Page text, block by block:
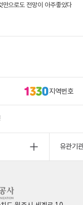
만으로도 전망이 아주좋았다
지역번호
유관기